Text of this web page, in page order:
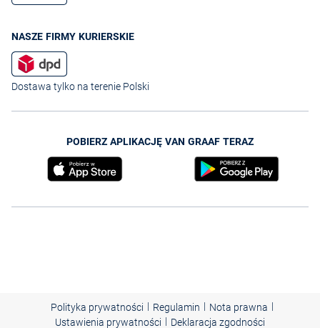
NASZE FIRMY KURIERSKIE
Dostawa tylko na terenie Polski
POBIERZ APLIKACJĘ VAN GRAAF TERAZ
Polityka prywatności | Regulamin | Nota prawna |
Ustawienia prywatności | Deklaracja zgodności